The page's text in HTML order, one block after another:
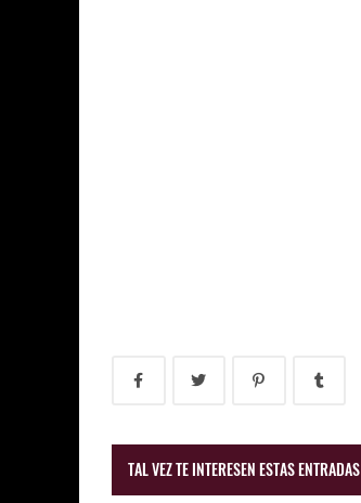
TAL VEZ TE INTERESEN ESTAS ENTRADAS